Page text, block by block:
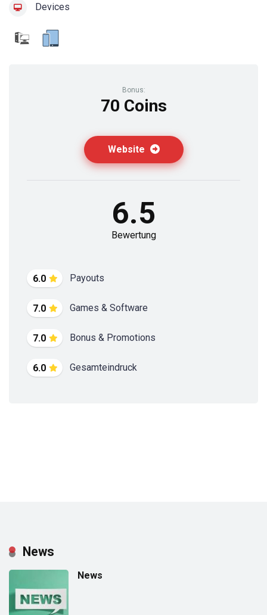
Devices
Bonus:
70 Coins
Website
6.0 Payouts
7.0 Games & Software
7.0 Bonus & Promotions
6.0 Gesamteindruck
6.5
Bewertung
News
News